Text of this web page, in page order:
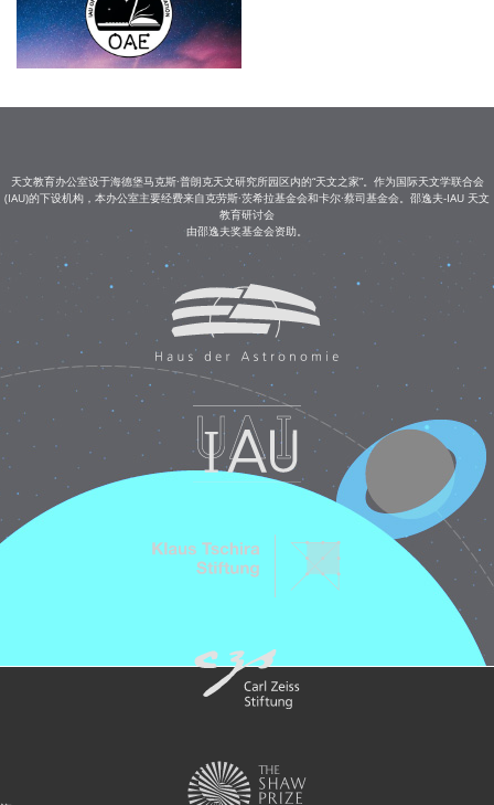
天文教育办公室设于海德堡马克斯·普朗克天文研究所园区内的“天文之家”。作为国际天文学联合会
(IAU)的下设机构，本办公室主要经费来自克劳斯·茨希拉基金会和卡尔·蔡司基金会。邵逸夫-IAU 天文
教育研讨会
由邵逸夫奖基金会资助。